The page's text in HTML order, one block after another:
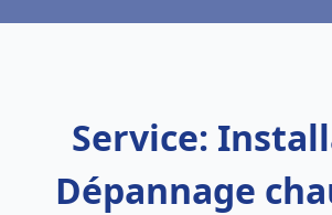
Service:
Dépannage